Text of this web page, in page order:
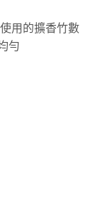
用的擴香竹數
勻